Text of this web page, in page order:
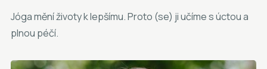
Jóga mění životy k lepšímu. Proto (se) ji učíme s úctou a
plnou péčí.